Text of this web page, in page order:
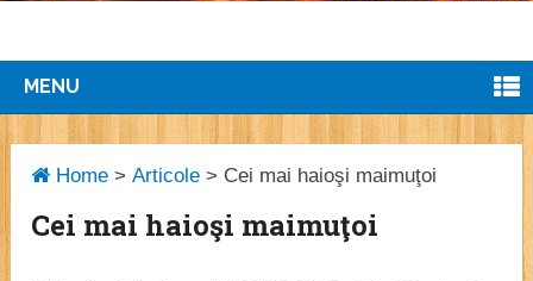
MENU
Home >Articole > Cei mai haioşi maimuţoi
Cei mai haioşi maimuţoi